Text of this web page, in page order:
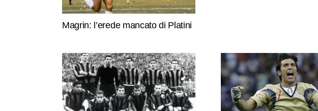
Magrin: l’erede mancato di Platini